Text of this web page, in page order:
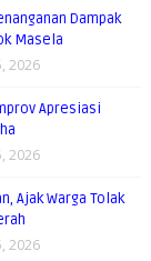
Dampak
Masela
2026
Apresiasi
2026
Ajak Warga Tolak
2026